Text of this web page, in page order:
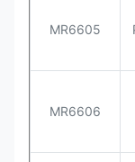
MR6605
MR6606